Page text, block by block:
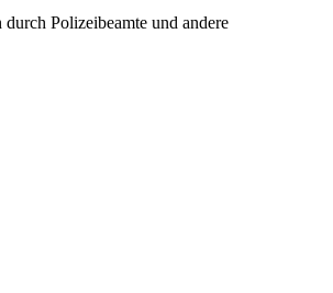
Polizeibeamte und andere